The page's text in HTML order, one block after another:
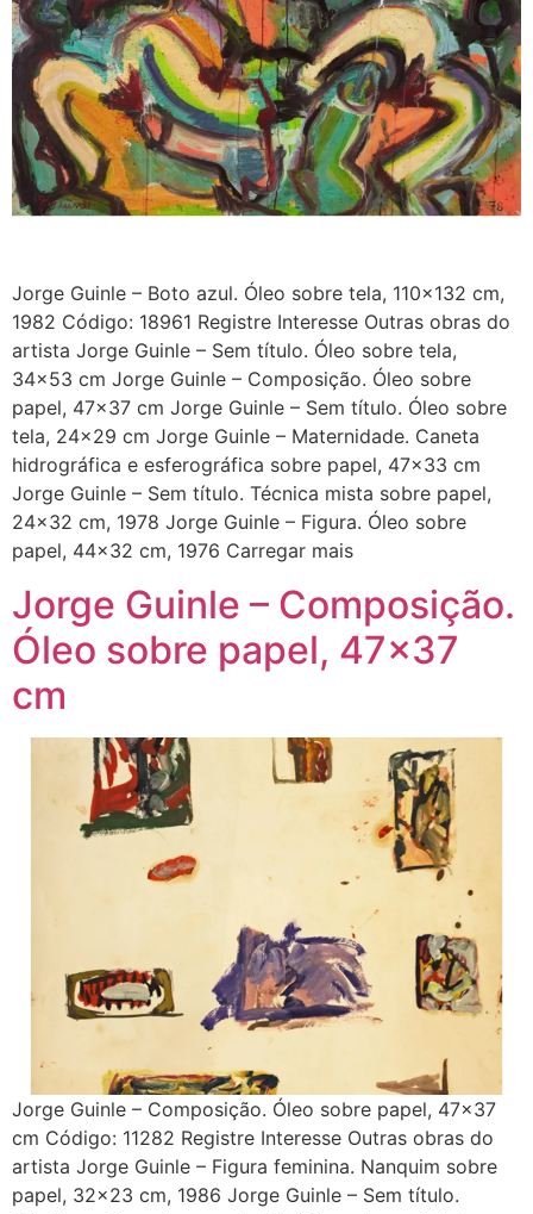
Jorge Guinle – Boto azul. Óleo sobre tela, 110×132 cm,
1982 Código: 18961 Registre Interesse Outras obras do
artista Jorge Guinle – Sem título. Óleo sobre tela,
34×53 cm Jorge Guinle – Composição. Óleo sobre
papel, 47×37 cm Jorge Guinle – Sem título. Óleo sobre
tela, 24×29 cm Jorge Guinle – Maternidade. Caneta
hidrográfica e esferográfica sobre papel, 47×33 cm
Jorge Guinle – Sem título. Técnica mista sobre papel,
24×32 cm, 1978 Jorge Guinle – Figura. Óleo sobre
papel, 44×32 cm, 1976 Carregar mais
Jorge Guinle – Composição.
Óleo sobre papel, 47×37
cm
Jorge Guinle – Composição. Óleo sobre papel, 47×37
cm Código: 11282 Registre Interesse Outras obras do
artista Jorge Guinle – Figura feminina. Nanquim sobre
papel, 32×23 cm, 1986 Jorge Guinle – Sem título.